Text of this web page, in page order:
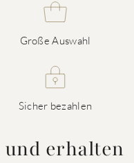
Große Auswahl
Sicher bezahlen
und erhalten